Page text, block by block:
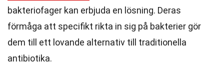
bakteriofager kan erbjuda en lösning. Deras
förmåga att specifikt rikta in sig på bakterier gör
dem till ett lovande alternativ till traditionella
antibiotika.